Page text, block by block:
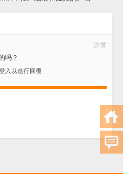
沙发
吗？
入以進行回覆